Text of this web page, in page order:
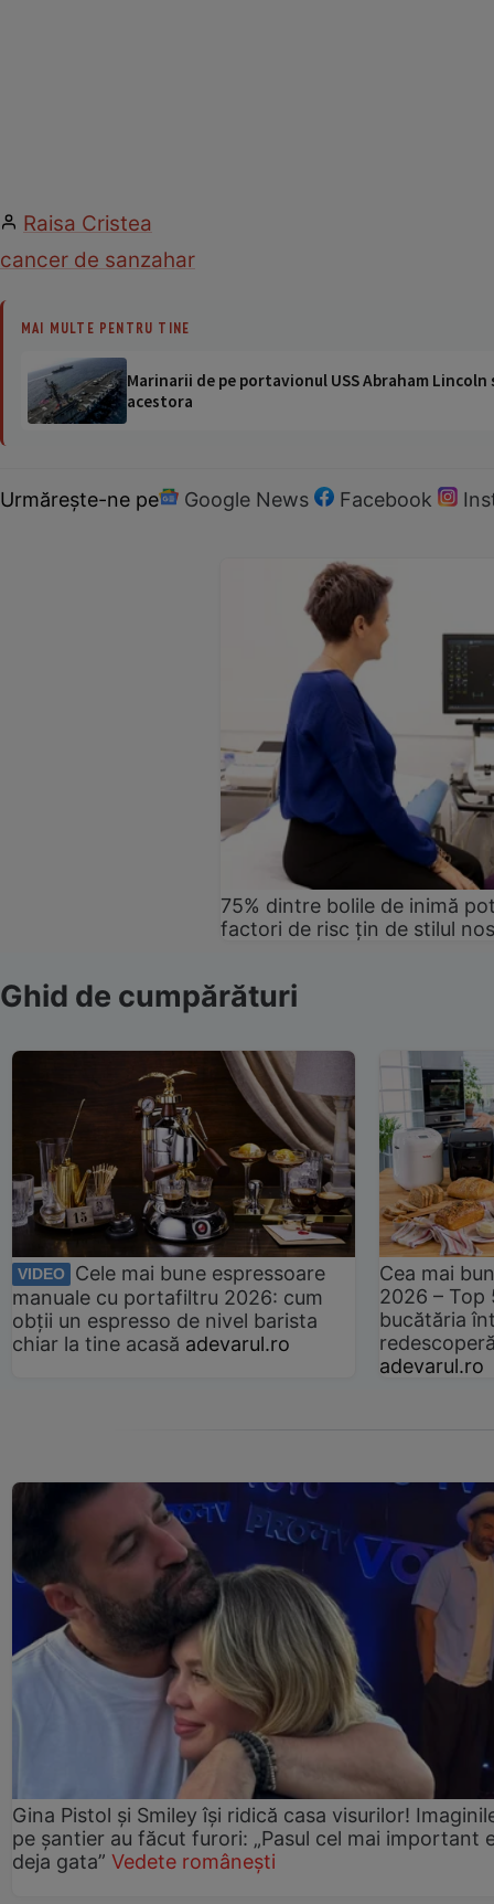
Raisa Cristea
cancer de sanzahar
MAI MULTE PENTRU TINE
Marinarii de pe portavionul USS Abraham
acestora
Urmărește-ne pe Google News Facebook
75% dintre bolile de inimă
factori de risc țin de stilul
Ghid de cumpărături
VIDEO
Cele mai bune espressoare
manuale cu portafiltru 2026: cum
obții un espresso de nivel barista
chiar la tine acasă adevarul.ro
Cea mai
2026 –
bucătăria
adevarul.ro
Gina Pistol și Smiley își ridică casa visurilor!
pe șantier au făcut furori: „Pasul cel mai important
deja gata” Vedete românești